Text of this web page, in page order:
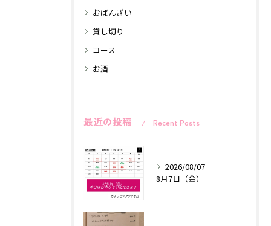
おばんざい
貸し切り
コース
お酒
最近の投稿 Recent Posts
2026/08/07
8月7日（金）